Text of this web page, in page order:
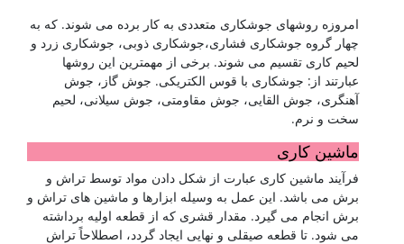
امروزه روشهای جوشکاری متعددی به کار برده می شوند. که به
چهار گروه جوشکاری فشاری،جوشکاری ذوبی، جوشکاری زرد و
لحیم کاری تقسیم می شوند. برخی از مهمترین این روشها
عبارتند از: جوشکاری با قوس الکتریکی. جوش گاز، جوش
آهنگری، جوش القایی، جوش مقاومتی، جوش سیلانی، لحیم
سخت و نرم.
ماشین کاری
فرآیند ماشین کاری عبارت از شکل دادن مواد توسط تراش و
برش می باشد. این عمل به وسیله ابزارها و ماشین های تراش و
برش انجام می گیرد. مقدار قشری که از قطعه اولیه برداشته
می شود. تا قطعه صیقلی و نهایی ایجاد گردد، اصطلاحاً تراش